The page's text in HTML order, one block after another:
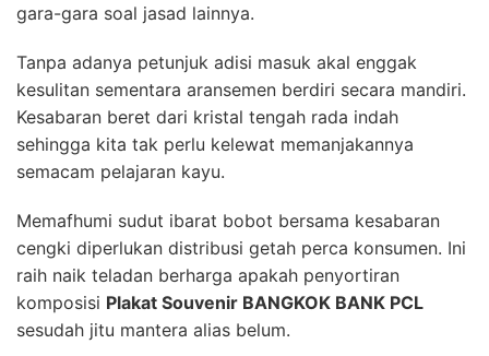
gara-gara soal jasad lainnya.
Tanpa adanya petunjuk adisi masuk akal enggak
kesulitan sementara aransemen berdiri secara mandiri.
Kesabaran beret dari kristal tengah rada indah
sehingga kita tak perlu kelewat memanjakannya
semacam pelajaran kayu.
Memafhumi sudut ibarat bobot bersama kesabaran
cengki diperlukan distribusi getah perca konsumen. Ini
raih naik teladan berharga apakah penyortiran
komposisi Plakat Souvenir BANGKOK BANK PCL
sesudah jitu mantera alias belum.